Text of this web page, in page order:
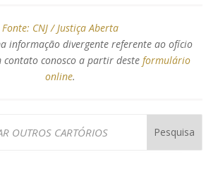
Fonte: CNJ / Justiça Aberta
informação divergente referente ao ofício
contato conosco a partir deste formulário
online.